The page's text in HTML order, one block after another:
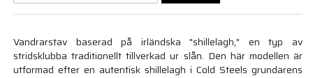
Vandrarstav baserad på irländska "shillelagh," en typ av
stridsklubba traditionellt tillverkad ur slån. Den här modellen är
utformad efter en autentisk shillelagh i Cold Steels grundarens